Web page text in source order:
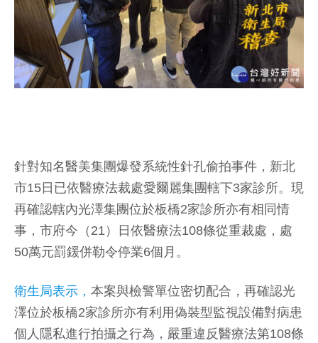
針對知名醫美集團爆發系統性針孔偷拍事件，新北
市15日已依醫療法裁處愛爾麗集團轄下3家診所。現
再確認轄內光澤集團位於板橋2家診所亦有相同情
事，市府今（21）日依醫療法108條從重裁處，處
50萬元罰鍰併勒令停業6個月。
衛生局表示， 本案與檢警單位密切配合，再確認光
澤位於板橋2家診所亦有利用偽裝型監視設備對病患
個人隱私進行拍攝之行為，嚴重違反醫療法第108條